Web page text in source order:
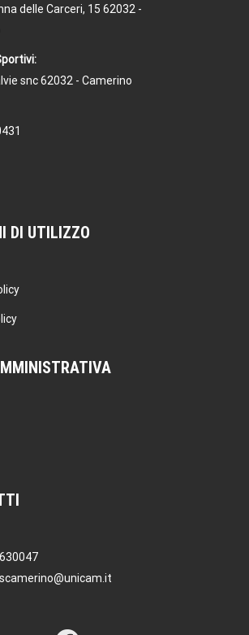
delle Carceri, 15 62032 -
snc 62032 - Camerino
DI UTILIZZO